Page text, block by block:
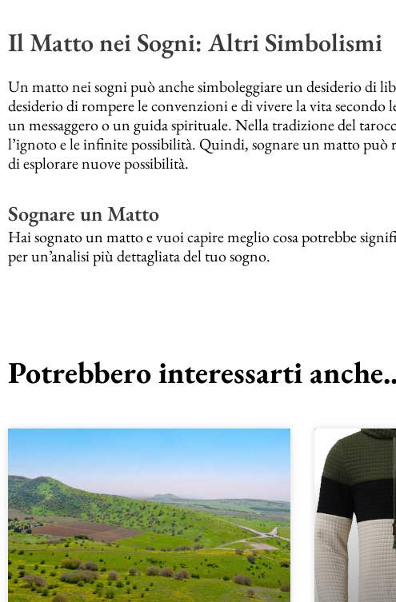
Il Matto nei Sogni: Altri Simbolismi
Un matto nei sogni può anche simboleggiare un desiderio di
desiderio di rompere le convenzioni e di vivere la vita
un messaggero o un guida spirituale. Nella tradizione del
l’ignoto e le infinite possibilità. Quindi, sognare un matto
di esplorare nuove possibilità.
Sognare un Matto
Hai sognato un matto e vuoi capire meglio cosa potrebbe
per un’analisi più dettagliata del tuo sogno.
Potrebbero interessarti